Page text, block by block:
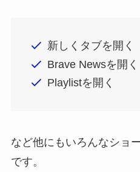
新しくタブを開く
Brave Newsを開く
Playlistを開く
など他にもいろんなショ
です。